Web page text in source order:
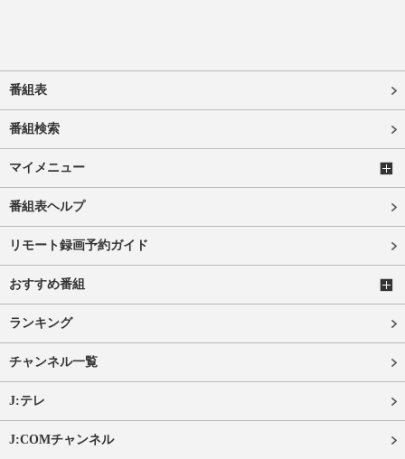
番組表
番組検索
マイメニュー
番組表ヘルプ
リモート録画予約ガイド
おすすめ番組
ランキング
チャンネル一覧
J:テレ
J:COMチャンネル